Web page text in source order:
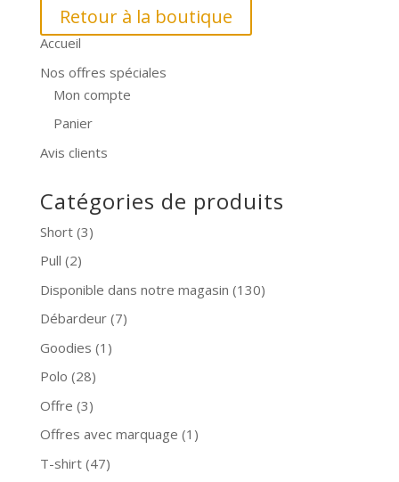
Retour à la boutique
Accueil
Nos offres spéciales
Mon compte
Panier
Avis clients
Catégories de produits
Short (3)
Pull (2)
Disponible dans notre magasin (130)
Débardeur (7)
Goodies (1)
Polo (28)
Offre (3)
Offres avec marquage (1)
T-shirt (47)